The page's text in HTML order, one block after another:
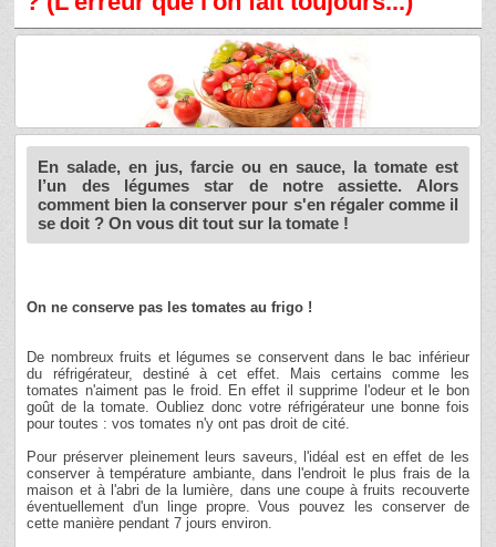
En salade, en jus, farcie ou en sauce, la tomate est
l’un des légumes star de notre assiette. Alors
comment bien la conserver pour s'en régaler comme il
se doit ? On vous dit tout sur la tomate !
On ne conserve pas les tomates au frigo !
De nombreux fruits et légumes se conservent dans le bac inférieur
du réfrigérateur, destiné à cet effet. Mais certains comme les
tomates n'aiment pas le froid. En effet il supprime l'odeur et le bon
goût de la tomate. Oubliez donc votre réfrigérateur une bonne fois
pour toutes : vos tomates n'y ont pas droit de cité.
Pour préserver pleinement leurs saveurs, l'idéal est en effet de les
conserver à température ambiante, dans l'endroit le plus frais de la
maison et à l'abri de la lumière, dans une coupe à fruits recouverte
éventuellement d'un linge propre. Vous pouvez les conserver de
cette manière pendant 7 jours environ.